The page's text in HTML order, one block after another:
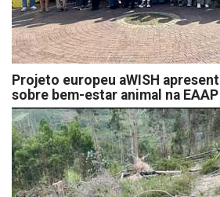
Projeto europeu aWISH
sobre bem-estar animal na